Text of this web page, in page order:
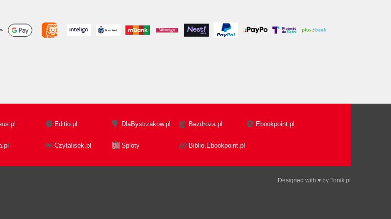
Editio.pl DlaBystrzakow.pl Bezdroza.pl Ebookpoint.pl
Czytalisek.pl Sploty Biblio.Ebookpoint.pl
Designed with ♥ by Tonik.pl